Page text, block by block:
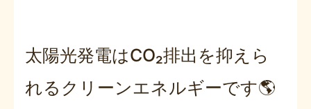
太陽光発電はCO₂排出を抑えら
れるクリーンエネルギーです🌎